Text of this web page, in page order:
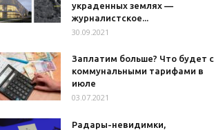
украденных землях —
журналистское...
30.09.2021
Заплатим больше? Что будет с
коммунальными тарифами в
июле
03.07.2021
Радары-невидимки,